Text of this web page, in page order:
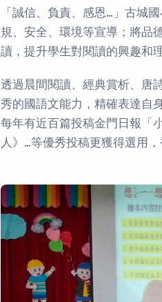
「誠信、負責、感恩…」古城
規、安全、環境等宣導；將品
讀，提升學生對閱讀的興趣和
透過晨間閱讀、經典賞析、唐
秀的國語文能力，精確表達自
每年有近百篇投稿金門日報「
人》…等優秀投稿更獲得選用，